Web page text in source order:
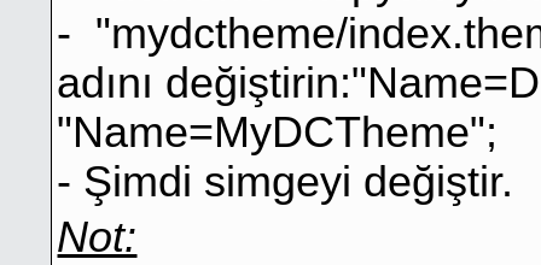
- "mydctheme/
adını
"Name=MyDCTheme";
- Şimdi simgeyi değiştir.
Not: